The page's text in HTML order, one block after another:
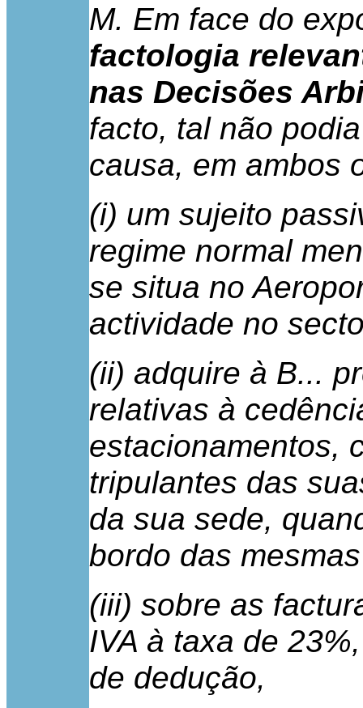
M. Em face do
factologia
nas Decisões
facto, tal não
causa, em ambos
(i) um sujeito
regime normal
se situa no
actividade no
(ii) adquire à B...
relativas à
estacionamentos,
tripulantes das
da sua sede,
bordo das
(iii) sobre as
IVA à taxa de
de dedução,